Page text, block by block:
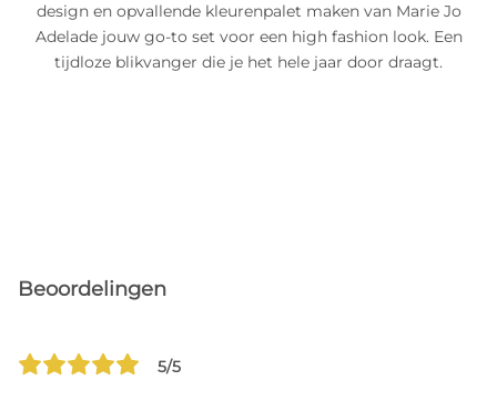
design en opvallende kleurenpalet maken van Marie Jo
Adelade jouw go-to set voor een high fashion look. Een
tijdloze blikvanger die je het hele jaar door draagt.
Beoordelingen
5/5